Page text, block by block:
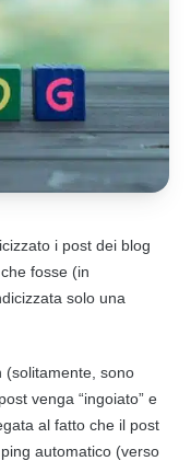
i post dei blog
fosse (in
solo una
(solitamente, sono
venga “ingoiato” e
al fatto che il post
automatico (verso